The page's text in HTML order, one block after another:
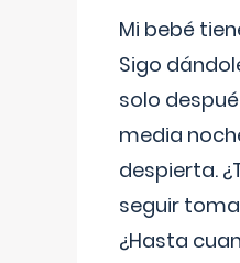
Mi bebé
Sigo
solo
media
despierta.
seguir
¿Hasta